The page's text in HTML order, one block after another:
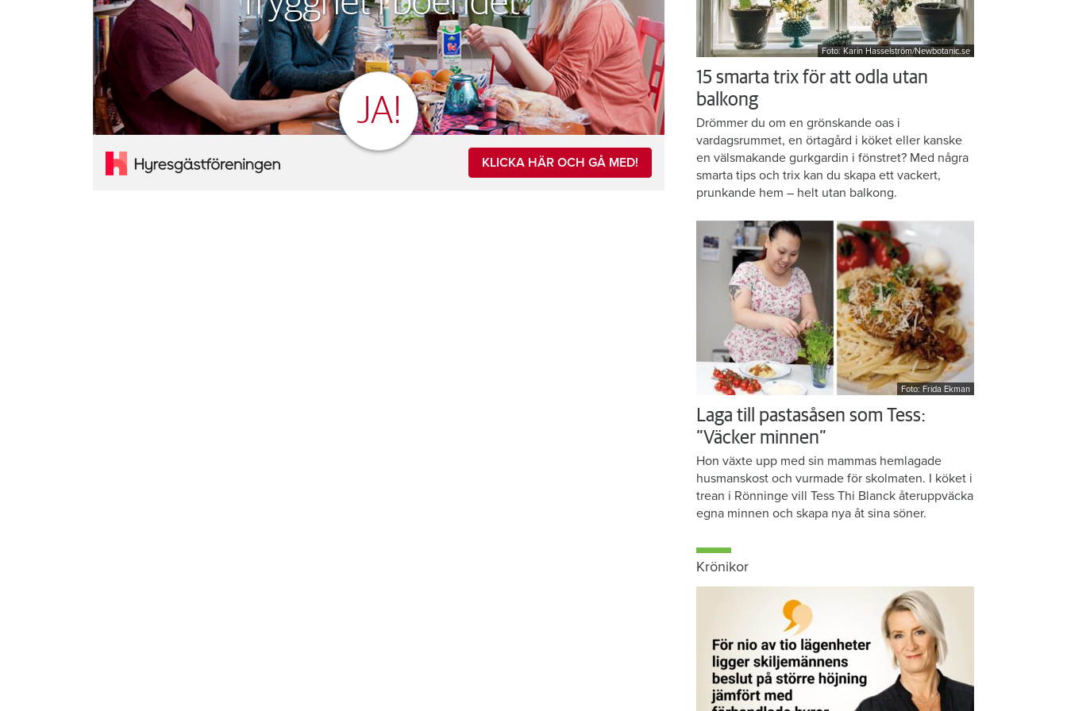
JA!
KLICKA HÄR OCH GÅ MED!
Foto: Karin Hasselström/Newbotanic.se
15 smarta trix för att odla utan
balkong
Drömmer du om en grönskande oas i
vardagsrummet, en örtagård i köket eller kanske
en välsmakande gurkgardin i fönstret? Med några
smarta tips och trix kan du skapa ett vackert,
prunkande hem – helt utan balkong.
Foto: Frida Ekman
Laga till pastasåsen som Tess:
”Väcker minnen”
Hon växte upp med sin mammas hemlagade
husmanskost och vurmade för skolmaten. I köket i
trean i Rönninge vill Tess Thi Blanck återuppväcka
egna minnen och skapa nya åt sina söner.
Krönikor